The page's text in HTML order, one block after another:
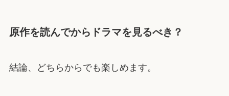
原作を読んでからドラマを見るべき？
結論、どちらからでも楽しめます。